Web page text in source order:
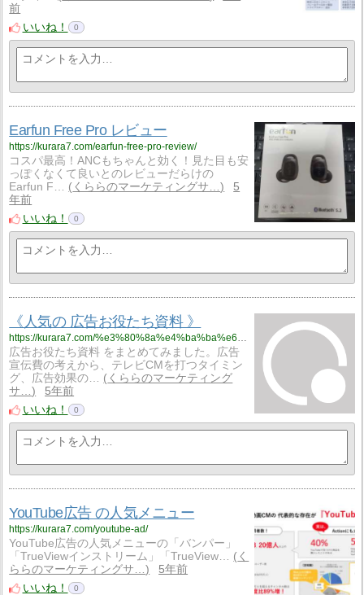
前
いいね！
0
Earfun Free Pro レビュー
https://kurara7.com/earfun-free-pro-review/
コスパ最高！ANCもちゃんと効く！見た目も安
っぽくなくて良いとのレビューだらけの
Earfun F…
くららのマーケティングサ…
5
年前
いいね！
0
《人気の 広告お役たち資料 》
広告お役たち資料 をまとめてみました。広告
宣伝費の考えから、テレビCMを打つタイミン
グ、広告効果の…
くららのマーケティング
サ…
5年前
いいね！
0
YouTube広告 の人気メニュー
https://kurara7.com/youtube-ad/
YouTube広告の人気メニューの「バンパー」
「TrueViewインストリーム」「TrueView…
く
ららのマーケティングサ…
5年前
いいね！
0